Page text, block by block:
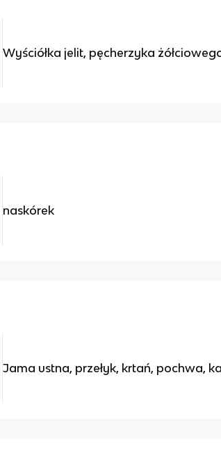
Wyściółka jelit, pęcherzyka
naskórek
Jama ustna, przełyk, krtań, pochwa,